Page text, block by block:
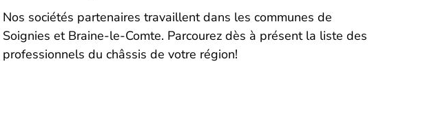
Nos sociétés partenaires travaillent dans les communes de
Soignies et Braine-le-Comte. Parcourez dès à présent la liste des
professionnels du châssis de votre région!